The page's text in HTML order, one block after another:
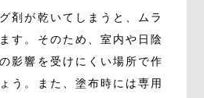
剤が乾いてしまうと、ムラ
す。そのため、室内や日陰
影響を受けにくい場所で作
う。また、塗布時には専用